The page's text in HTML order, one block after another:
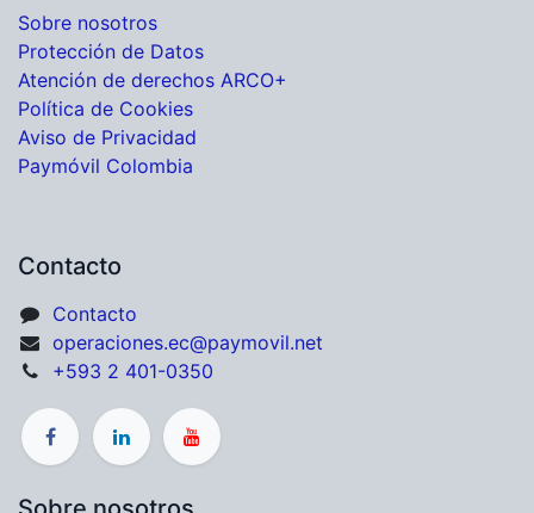
Sobre nosotros
Protección de Datos
Atención de derechos ARCO+
Política de Cookies
Aviso de Privacidad
Paymóvil Colombia
Contacto
Contacto
operaciones.ec@paymovil.net
+593 2 401-0350